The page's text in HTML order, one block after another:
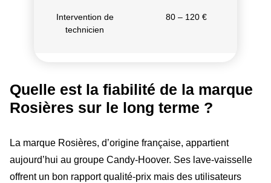
Intervention de
technicien
80 – 120 €
Quelle est la fiabilité de la marque
Rosières sur le long terme ?
La marque Rosières, d’origine française, appartient
aujourd’hui au groupe Candy-Hoover. Ses lave-vaisselle
offrent un bon rapport qualité-prix mais des utilisateurs